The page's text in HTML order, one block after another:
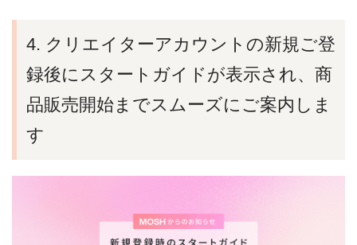
4. クリエイターアカウントの新規ご登
録後にスタートガイドが表示され、商
品販売開始までスムーズにご案内しま
す